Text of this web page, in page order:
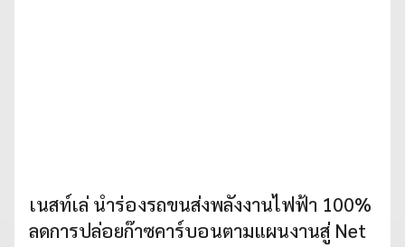
เนสท์เล่ นำร่องรถขนส่งพลังงานไฟฟ้า 100%
ลดการปล่อยก๊าซคาร์บอนตามแผนงานสู่ Net